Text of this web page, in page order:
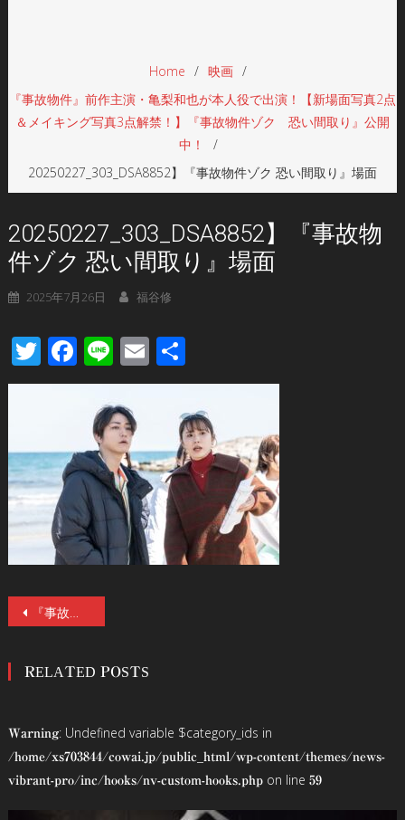
Home
映画
『事故物件』前作主演・亀梨和也が本人役で出演！【新場面写真2点
＆メイキング写真3点解禁！】『事故物件ゾク 恐い間取り』公開
中！
20250227_303_DSA8852】『事故物件ゾク 恐い間取り』場面
20250227_303_DSA8852】『事故物
件ゾク 恐い間取り』場面
2025年7月26日 福谷修
TwitterFacebook
LineEmail
有
投
ナ
ゲ
ー
『事故物件』前作主演・亀梨和也が本人役で出演！【新場面写真2点＆メイキング写真3点解禁！】『事故物件ゾク 恐い間取り』公開中！
RELATED POSTS
Warning: Undefined variable $category_ids in
/home/xs703844/cowai.jp/public_html/wp-content/themes/news-
vibrant-pro/inc/hooks/nv-custom-hooks.phpon line 59